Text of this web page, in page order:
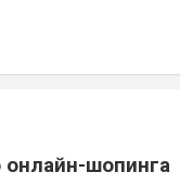
онлайн-шопинга